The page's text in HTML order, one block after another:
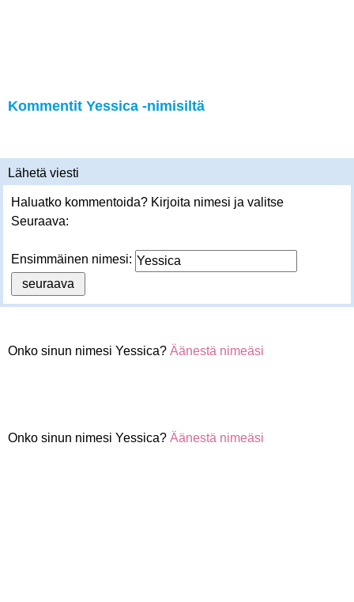
Kommentit Yessica -nimisiltä
Lähetä viesti
Haluatko kommentoida? Kirjoita nimesi ja valitse
Seuraava:
Ensimmäinen nimesi:
Onko sinun nimesi Yessica? Äänestä nimeäsi
Onko sinun nimesi Yessica? Äänestä nimeäsi